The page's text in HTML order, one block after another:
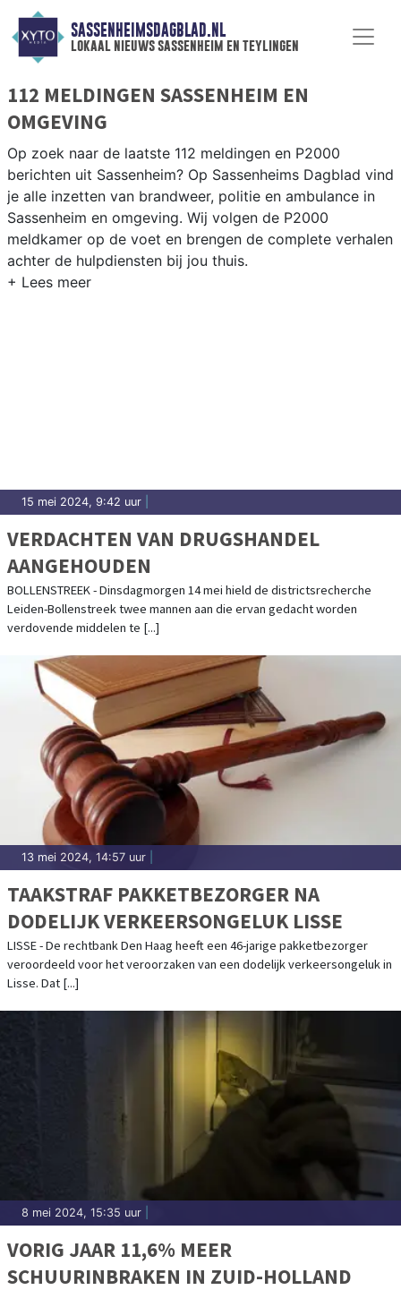
SASSENHEIMSDAGBLAD.NL
lokaal nieuws sassenheim en teylingen
112 MELDINGEN SASSENHEIM EN
OMGEVING
Op zoek naar de laatste 112 meldingen en P2000
berichten uit Sassenheim? Op Sassenheims Dagblad vind
je alle inzetten van brandweer, politie en ambulance in
Sassenheim en omgeving. Wij volgen de P2000
meldkamer op de voet en brengen de complete verhalen
achter de hulpdiensten bij jou thuis.
15 mei 2024, 9:42 uur
VERDACHTEN VAN DRUGSHANDEL
AANGEHOUDEN
BOLLENSTREEK - Dinsdagmorgen 14 mei hield de districtsrecherche
Leiden-Bollenstreek twee mannen aan die ervan gedacht worden
verdovende middelen te [...]
13 mei 2024, 14:57 uur
TAAKSTRAF PAKKETBEZORGER NA
DODELIJK VERKEERSONGELUK LISSE
LISSE - De rechtbank Den Haag heeft een 46-jarige pakketbezorger
veroordeeld voor het veroorzaken van een dodelijk verkeersongeluk in
Lisse. Dat [...]
8 mei 2024, 15:35 uur
VORIG JAAR 11,6% MEER
SCHUURINBRAKEN IN ZUID-HOLLAND